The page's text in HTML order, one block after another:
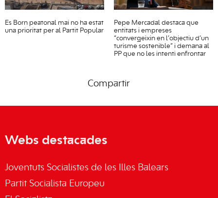
Es Born peatonal mai no ha estat
una prioritat per al Partit Popular
Pepe Mercadal destaca que
entitats i empreses
“convergeixin en l’objectiu d’un
turisme sostenible” i demana al
PP que no les intenti enfrontar
Compartir
Webs destacades
Joventuts Socialistes de les Illes Balears
Partit Socialista Europeu